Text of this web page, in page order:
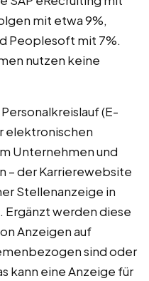
mit etwa 9%,
Peoplesoft mit 7%.
nutzen keine
(E-
elektronischen
Unternehmen und
– der Karrierewebsite
Stellenanzeige in
werden diese
Anzeigen auf
sind oder
kann eine Anzeige für